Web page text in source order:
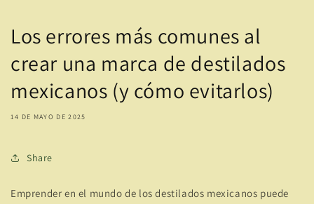
Los errores más comunes al
crear una marca de destilados
mexicanos (y cómo evitarlos)
14 DE MAYO DE 2025
Share
Emprender en el mundo de los destilados mexicanos puede